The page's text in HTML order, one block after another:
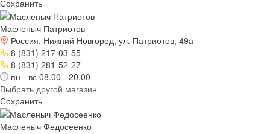
Сохранить
Масленыч Патриотов
Россия, Нижний Новгород, ул. Патриотов, 49а
8 (831) 217-03-55
8 (831) 281-52-27
пн - вс 08.00 - 20.00
Выбрать другой магазин
Сохранить
Масленыч Федосеенко